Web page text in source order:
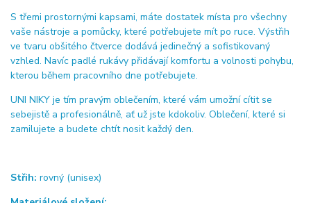
S třemi prostornými kapsami, máte dostatek místa pro všechny
vaše nástroje a pomůcky, které potřebujete mít po ruce. Výstřih
ve tvaru obšitého čtverce dodává jedinečný a sofistikovaný
vzhled. Navíc padlé rukávy přidávají komfortu a volnosti pohybu,
kterou během pracovního dne potřebujete.
UNI NIKY je tím pravým oblečením, které vám umožní cítit se
sebejistě a profesionálně, ať už jste kdokoliv. Oblečení, které si
zamilujete a budete chtít nosit každý den.
Střih: rovný (unisex)